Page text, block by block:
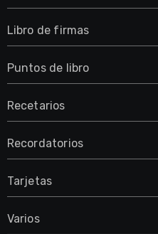
Libro de firmas
Puntos de libro
Recetarios
Recordatorios
Tarjetas
Varios